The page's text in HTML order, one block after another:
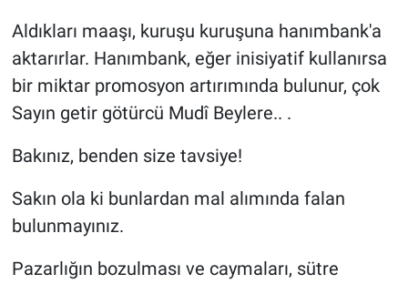
Aldıkları maaşı, kuruşu kuruşuna hanımbank'a
aktarırlar. Hanımbank, eğer inisiyatif kullanırsa
bir miktar promosyon artırımında bulunur, çok
Sayın getir götürcü Mudî Beylere.. .
Bakınız, benden size tavsiye!
Sakın ola ki bunlardan mal alımında falan
bulunmayınız.
Pazarlığın bozulması ve caymaları, sütre